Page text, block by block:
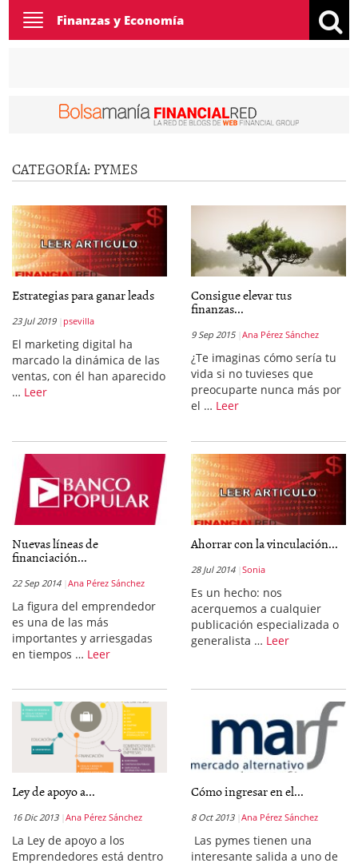
Toggle
navigation
Finanzas y Economía
CATEGORÍA: PYMES
Estrategias para ganar leads
23 Jul 2019 psevilla
El marketing digital ha
marcado la dinámica de las
ventas, con él han aparecido
… Leer
Consigue elevar tus
finanzas...
9 Sep 2015 Ana Pérez Sánchez
¿Te imaginas cómo sería tu
vida si no tuvieses que
preocuparte nunca más por
el … Leer
Nuevas líneas de
financiación...
22 Sep 2014 Ana Pérez Sánchez
La figura del emprendedor
es una de las más
importantes y arriesgadas
en tiempos … Leer
Ahorrar con la vinculación...
28 Jul 2014 Sonia
Es un hecho: nos
acerquemos a cualquier
publicación especializada o
generalista … Leer
Ley de apoyo a...
16 Dic 2013 Ana Pérez Sánchez
La Ley de apoyo a los
Emprendedores está dentro
Cómo ingresar en el...
8 Oct 2013 Ana Pérez Sánchez
Las pymes tienen una
interesante salida a uno de